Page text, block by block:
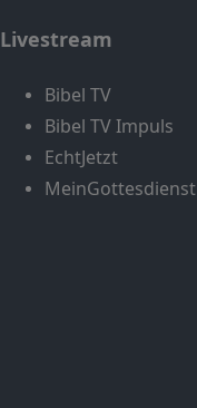
Livestream
Bibel TV
Bibel TV Impuls
EchtJetzt
MeinGottesdienst